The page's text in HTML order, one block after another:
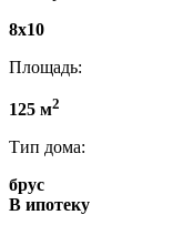
8х10
Площадь:
125 м2
Тип дома:
брус
В ипотеку